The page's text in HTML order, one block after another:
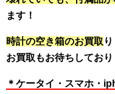
ます！
時計の空き箱のお買取
お買取もお待ちしており
＊ケータイ・スマホ・